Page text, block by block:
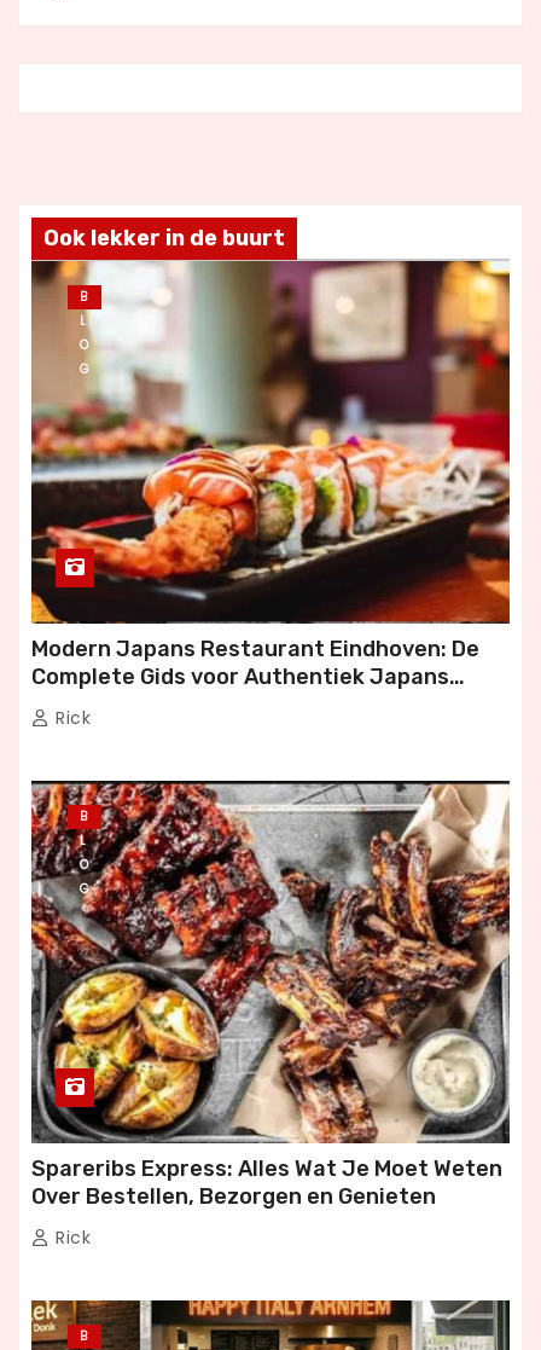
Ook lekker in de buurt
B
L
O
G
Modern Japans Restaurant Eindhoven: De
Complete Gids voor Authentiek Japans
Dineren
Rick
B
L
O
G
Spareribs Express: Alles Wat Je Moet Weten
Over Bestellen, Bezorgen en Genieten
Rick
B